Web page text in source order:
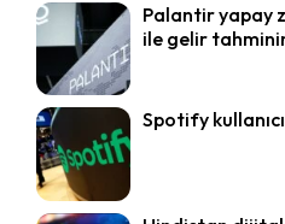
Palantir yapay
ile gelir
Spotify